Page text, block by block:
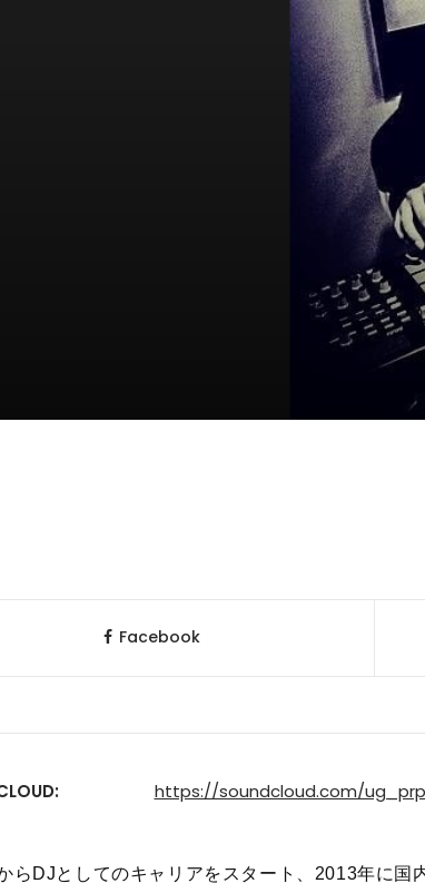
Facebook
https://soundcloud.com/
らDJとしてのキャリアをスタート、2013年に国